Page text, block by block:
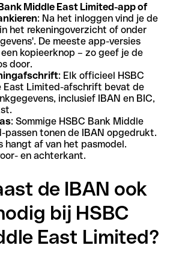
Middle East Limited-app of
: Na het inloggen vind je de
het rekeningoverzicht of onder
De meeste app-versies
kopieerknop – zo geef je de
door.
: Elk officieel HSBC
East Limited-afschrift bevat de
inclusief IBAN en BIC,
: Sommige HSBC Bank Middle
passen tonen de IBAN opgedrukt.
hangt af van het pasmodel.
en achterkant.
de IBAN ook
bij HSBC
East Limited?